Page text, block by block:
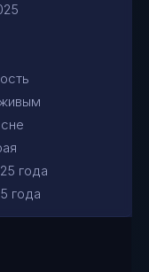
года
года